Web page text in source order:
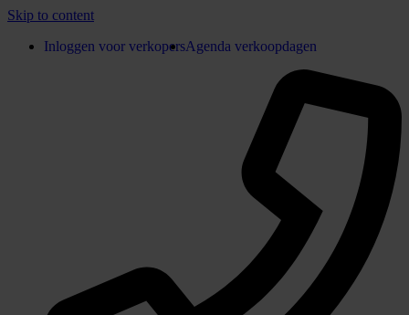
Skip to content
Inloggen voor verkopersAgenda verkoopdagen